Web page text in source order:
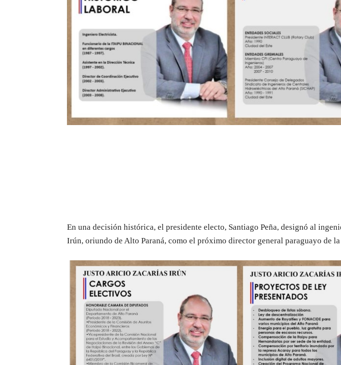
En una decisión histórica, el presidente electo, Santiago Peña, designó al
Irún, oriundo de Alto Paraná, como el próximo director general paraguayo de